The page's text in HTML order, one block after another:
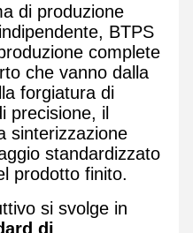
di produzione
BTPS
complete
che vanno dalla
forgiatura di
precisione, il
sinterizzazione
standardizzato
prodotto finito.
si svolge in
di